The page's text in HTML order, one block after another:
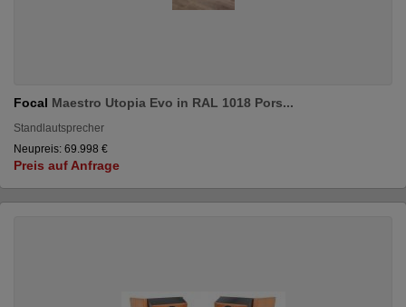
Focal Maestro Utopia Evo in RAL 1018 Pors...
Standlautsprecher
Neupreis: 69.998 €
Preis auf Anfrage